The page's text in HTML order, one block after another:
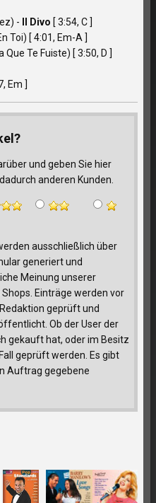
-
Il Divo [ 3:54, C ]
Toi) [ 4:01, Em-A ]
Que Te Fuiste) [ 3:50, D ]
Em ]
und geben Sie hier
anderen Kunden.
ausschließlich über
generiert und
Meinung unserer
Einträge werden vor
geprüft und
Ob der User der
gekauft hat, oder im Besitz
geprüft werden. Es gibt
Auftrag gegebene